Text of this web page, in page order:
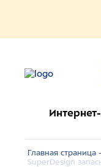
Главная страница -
SuperDesign